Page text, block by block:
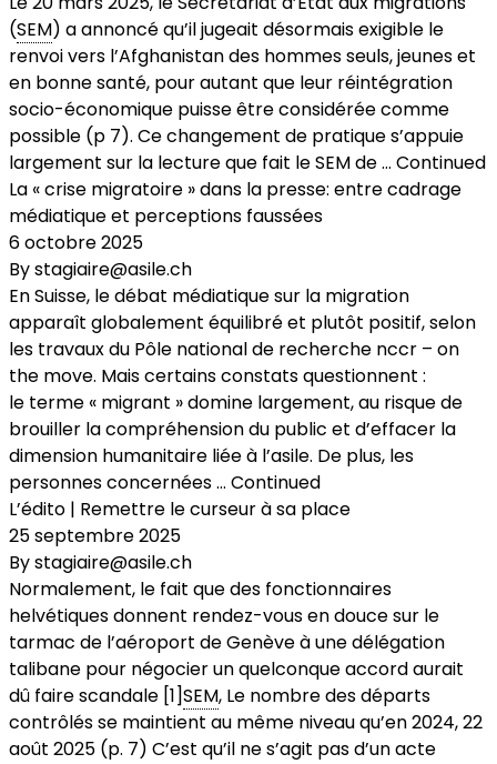
(SEM) a annoncé qu’il jugeait désormais exigible le
renvoi vers l’Afghanistan des hommes seuls, jeunes et
en bonne santé, pour autant que leur réintégration
socio-économique puisse être considérée comme
possible (p 7). Ce changement de pratique s’appuie
largement sur la lecture que fait le SEM de … Continued
La « crise migratoire » dans la presse: entre cadrage
médiatique et perceptions faussées
6 octobre 2025
Bystagiaire@asile.ch
En Suisse, le débat médiatique sur la migration
apparaît globalement équilibré et plutôt positif, selon
les travaux du Pôle national de recherche nccr – on
the move. Mais certains constats questionnent :
le terme « migrant » domine largement, au risque de
brouiller la compréhension du public et d’effacer la
dimension humanitaire liée à l’asile. De plus, les
personnes concernées … Continued
L’édito | Remettre le curseur à sa place
25 septembre 2025
Bystagiaire@asile.ch
Normalement, le fait que des fonctionnaires
helvétiques donnent rendez-vous en douce sur le
tarmac de l’aéroport de Genève à une délégation
talibane pour négocier un quelconque accord aurait
dû faire scandale [1]SEM, Le nombre des départs
contrôlés se maintient au même niveau qu’en 2024, 22
août 2025 (p. 7) C’est qu’il ne s’agit pas d’un acte